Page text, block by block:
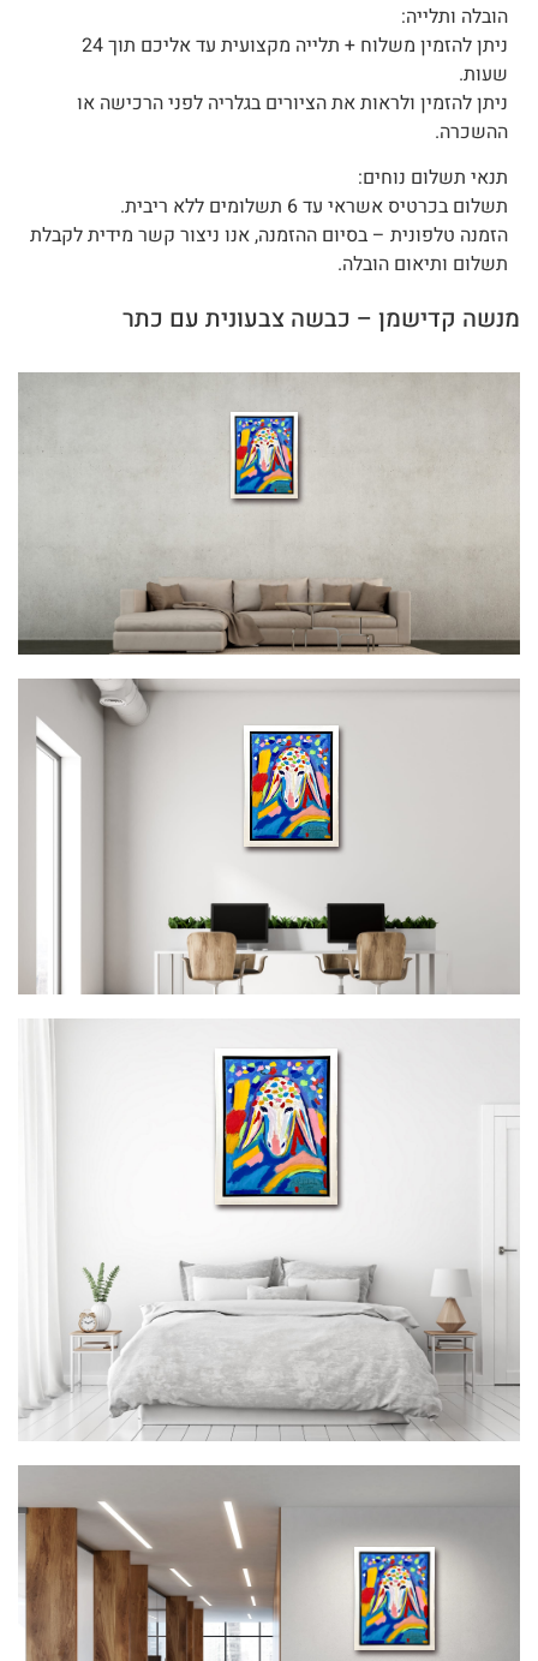
הובלה ותלייה:
ניתן להזמין משלוח + תלייה מקצועית עד אליכם תוך 24
שעות.
ניתן להזמין ולראות את הציורים בגלריה לפני הרכישה או
ההשכרה.
תנאי תשלום נוחים:
תשלום בכרטיס אשראי עד 6 תשלומים ללא ריבית.
הזמנה טלפונית – בסיום ההזמנה, אנו ניצור קשר מידית לקבלת
תשלום ותיאום הובלה.
מנשה קדישמן – כבשה צבעונית עם כתר